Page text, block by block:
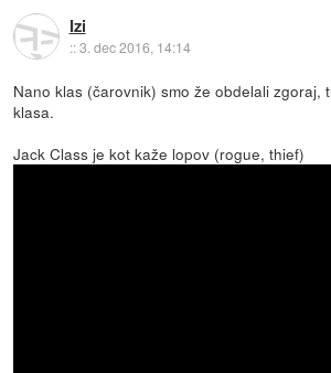
Izi
::3. dec 2016, 14:14
Nano klas (čarovnik) smo že obdelali zgoraj,
klasa.
Jack Class je kot kaže lopov (rogue, thief)